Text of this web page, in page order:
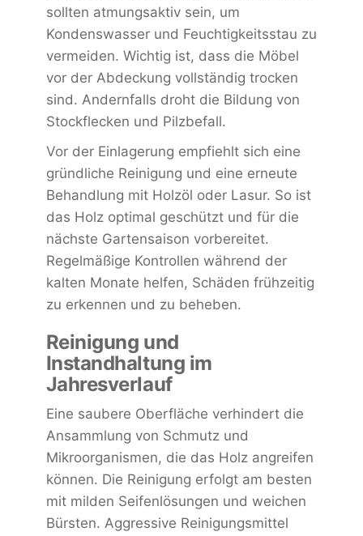
sollten atmungsaktiv sein, um
Kondenswasser und Feuchtigkeitsstau zu
vermeiden. Wichtig ist, dass die Möbel
vor der Abdeckung vollständig trocken
sind. Andernfalls droht die Bildung von
Stockflecken und Pilzbefall.
Vor der Einlagerung empfiehlt sich eine
gründliche Reinigung und eine erneute
Behandlung mit Holzöl oder Lasur. So ist
das Holz optimal geschützt und für die
nächste Gartensaison vorbereitet.
Regelmäßige Kontrollen während der
kalten Monate helfen, Schäden frühzeitig
zu erkennen und zu beheben.
Reinigung und
Instandhaltung im
Jahresverlauf
Eine saubere Oberfläche verhindert die
Ansammlung von Schmutz und
Mikroorganismen, die das Holz angreifen
können. Die Reinigung erfolgt am besten
mit milden Seifenlösungen und weichen
Bürsten. Aggressive Reinigungsmittel